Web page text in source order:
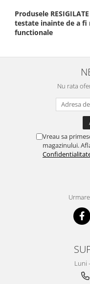
Produsele
testate inainte de a fi
functionale
Nu rata
Vreau sa
magazinului.
Luni